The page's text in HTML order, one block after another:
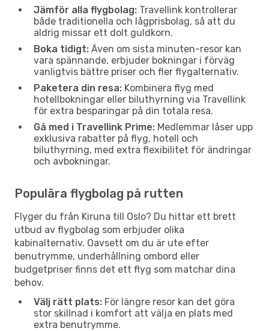
Jämför alla flygbolag: Travellink kontrollerar
både traditionella och lågprisbolag, så att du
aldrig missar ett dolt guldkorn.
Boka tidigt: Även om sista minuten-resor kan
vara spännande, erbjuder bokningar i förväg
vanligtvis bättre priser och fler flygalternativ.
Paketera din resa: Kombinera flyg med
hotellbokningar eller biluthyrning via Travellink
för extra besparingar på din totala resa.
Gå med i Travellink Prime: Medlemmar låser upp
exklusiva rabatter på flyg, hotell och
biluthyrning, med extra flexibilitet för ändringar
och avbokningar.
Populära flygbolag på rutten
Flyger du från Kiruna till Oslo? Du hittar ett brett
utbud av flygbolag som erbjuder olika
kabinalternativ. Oavsett om du är ute efter
benutrymme, underhållning ombord eller
budgetpriser finns det ett flyg som matchar dina
behov.
Välj rätt plats: För längre resor kan det göra
stor skillnad i komfort att välja en plats med
extra benutrymme.